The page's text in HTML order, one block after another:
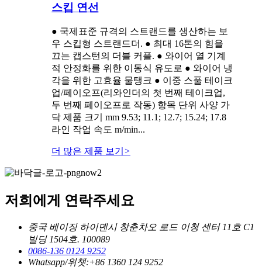
스킵 연선
● 국제표준 규격의 스트랜드를 생산하는 보
우 스킵형 스트랜드더. ● 최대 16톤의 힘을
끄는 캡스턴의 더블 커플. ● 와이어 열 기계
적 안정화를 위한 이동식 유도로 ● 와이어 냉
각을 위한 고효율 물탱크 ● 이중 스풀 테이크
업/페이오프(리와인더의 첫 번째 테이크업,
두 번째 페이오프로 작동) 항목 단위 사양 가
닥 제품 크기 mm 9.53; 11.1; 12.7; 15.24; 17.8
라인 작업 속도 m/min...
더 많은 제품 보기 >
저희에게 연락주세요
중국 베이징 하이뎬시 창춘차오 로드 이청 센터 11호 C1
빌딩 1504호. 100089
0086-136 0124 9252
Whatsapp/위챗:+86 1360 124 9252